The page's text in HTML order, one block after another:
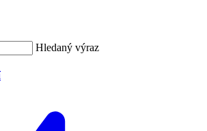
Hledaný výraz